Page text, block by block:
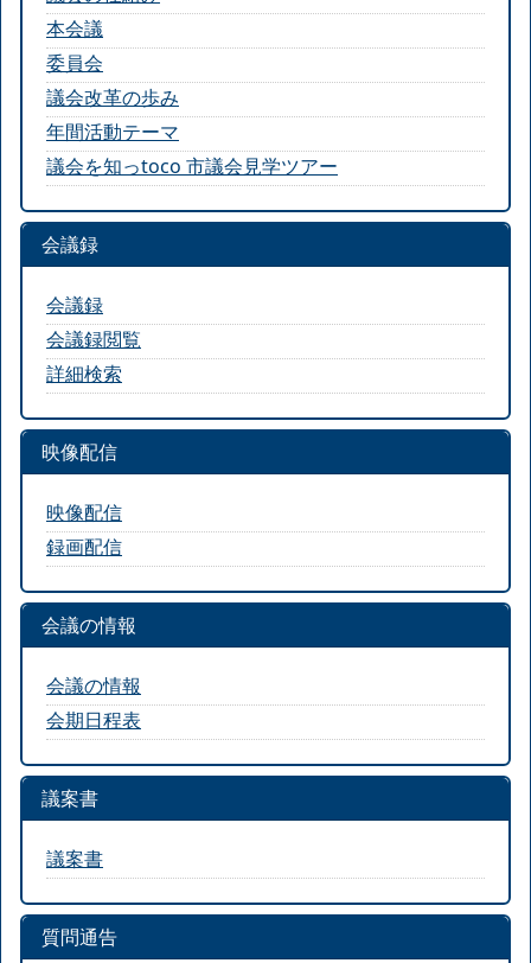
本会議
委員会
議会改革の歩み
年間活動テーマ
議会を知っtoco 市議会見学ツアー
会議録
会議録
会議録閲覧
詳細検索
映像配信
映像配信
録画配信
会議の情報
会議の情報
会期日程表
議案書
議案書
質問通告